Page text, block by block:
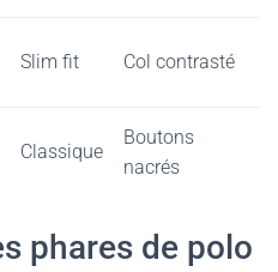
Slim fit Col contrasté
Classique
Boutons
nacrés
phares de polo